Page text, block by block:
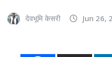
देवभूमि केसरी Jun 26,